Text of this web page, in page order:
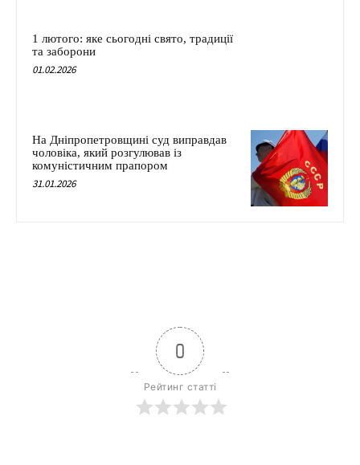
1 лютого: яке сьогодні свято, традиції
та заборони
01.02.2026
На Дніпропетровщині суд виправдав
чоловіка, який розгулював із
комуністичним прапором
31.01.2026
0
Рейтинг статті